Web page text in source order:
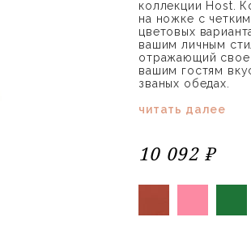
коллекции Host.
на ножке с
цветовых
вашим личным
отражающий свое
вашим гостям
званых обедах.
читать далее
10 092 ₽